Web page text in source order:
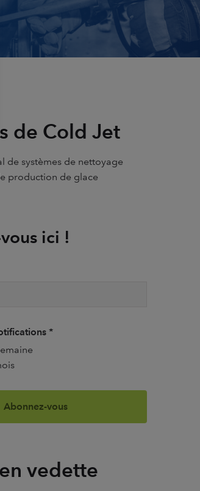
de Cold Jet
de systèmes de nettoyage
production de glace
ici !
*
vedette